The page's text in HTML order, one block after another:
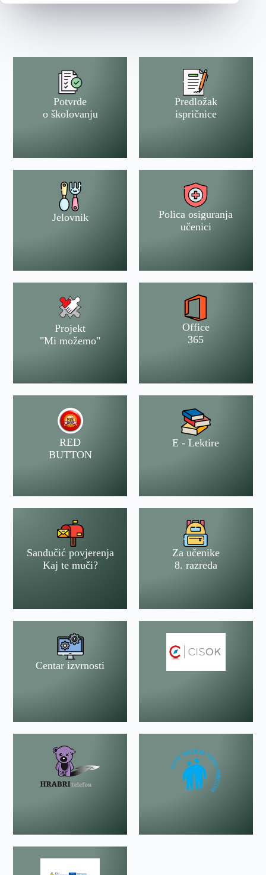
Potvrde
o školovanju
Predložak
ispričnice
Jelovnik
Polica osiguranja
učenici
Projekt
"Mi možemo"
Office
365
RED
BUTTON
E - Lektire
Sandučić povjerenja
Kaj te muči?
Za učenike
8. razreda
Centar izvrnosti